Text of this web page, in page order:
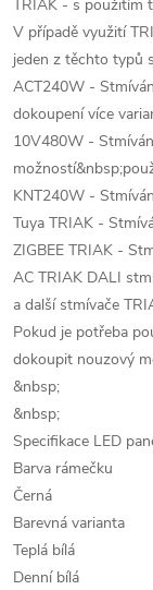
TRIAK - s použitím
V případě využití
jeden z těchto typů
ACT240W -
dokoupení více
10V480W -
KNT240W -
Tuya TRIAK -
ZIGBEE TRIAK -
AC TRIAK DALI
a další stmívače
Pokud je potřeba
dokoupit nouzový
&nbsp;
&nbsp;
Specifikace LED
Barva rámečku
Černá
Barevná varianta
Teplá bílá
Denní bílá